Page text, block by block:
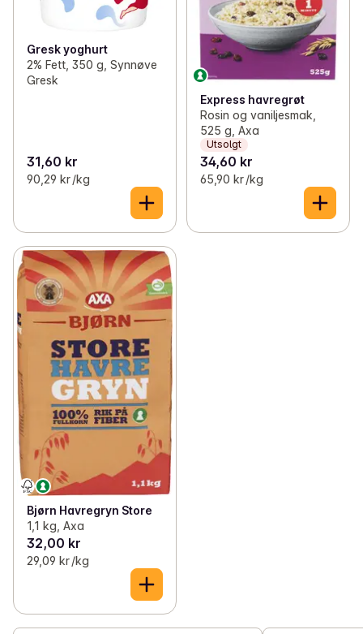
Gresk yoghurt
2% Fett, 350 g, Synnøve
Gresk
31,60 kr
90,29 kr /kg
Express havregrøt
Rosin og vaniljesmak,
525 g, Axa
Utsolgt
34,60 kr
65,90 kr /kg
Bjørn Havregryn Store
1,1 kg, Axa
32,00 kr
29,09 kr /kg
5 min